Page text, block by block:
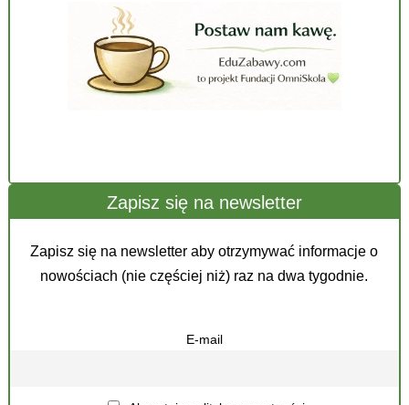
Zapisz się na newsletter
Zapisz się na newsletter aby otrzymywać informacje o
nowościach (nie częściej niż) raz na dwa tygodnie.
E-mail